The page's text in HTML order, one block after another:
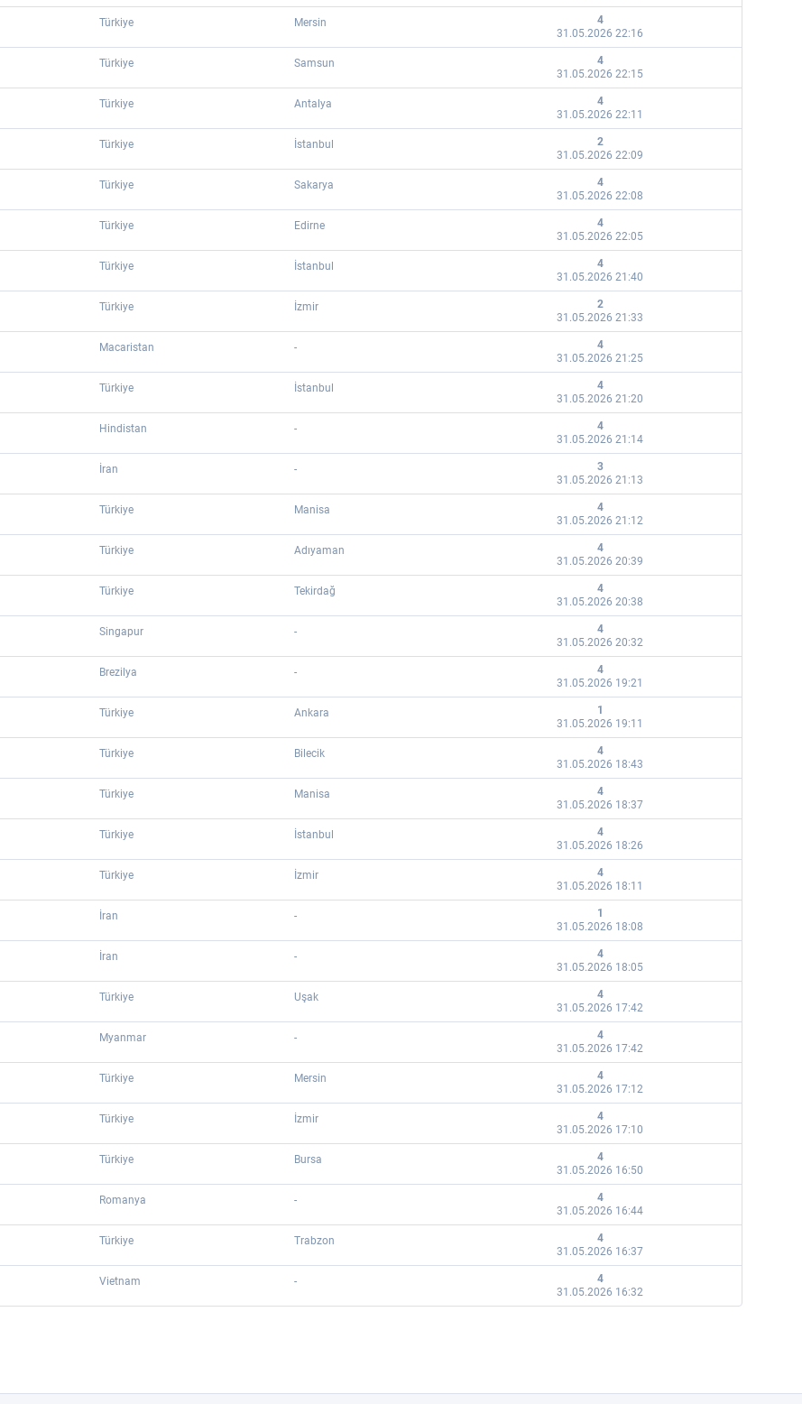
Türkiye Mersin
4
31.05.2026 22:16
Türkiye Samsun
4
31.05.2026 22:15
Türkiye Antalya
4
31.05.2026 22:11
Türkiye İstanbul
2
31.05.2026 22:09
Türkiye Sakarya
4
31.05.2026 22:08
Türkiye Edirne
4
31.05.2026 22:05
Türkiye İstanbul
4
31.05.2026 21:40
Türkiye İzmir
2
31.05.2026 21:33
Macaristan -
4
31.05.2026 21:25
Türkiye İstanbul
4
31.05.2026 21:20
Hindistan -
4
31.05.2026 21:14
İran -
3
31.05.2026 21:13
Türkiye Manisa
4
31.05.2026 21:12
Türkiye Adıyaman
4
31.05.2026 20:39
Türkiye Tekirdağ
4
31.05.2026 20:38
Singapur -
4
31.05.2026 20:32
Brezilya -
4
31.05.2026 19:21
Türkiye Ankara
1
31.05.2026 19:11
Türkiye Bilecik
4
31.05.2026 18:43
Türkiye Manisa
4
31.05.2026 18:37
Türkiye İstanbul
4
31.05.2026 18:26
Türkiye İzmir
4
31.05.2026 18:11
İran -
1
31.05.2026 18:08
İran -
4
31.05.2026 18:05
Türkiye Uşak
4
31.05.2026 17:42
Myanmar -
4
31.05.2026 17:42
Türkiye Mersin
4
31.05.2026 17:12
Türkiye İzmir
4
31.05.2026 17:10
Türkiye Bursa
4
31.05.2026 16:50
Romanya -
4
31.05.2026 16:44
Türkiye Trabzon
4
31.05.2026 16:37
Vietnam -
4
31.05.2026 16:32